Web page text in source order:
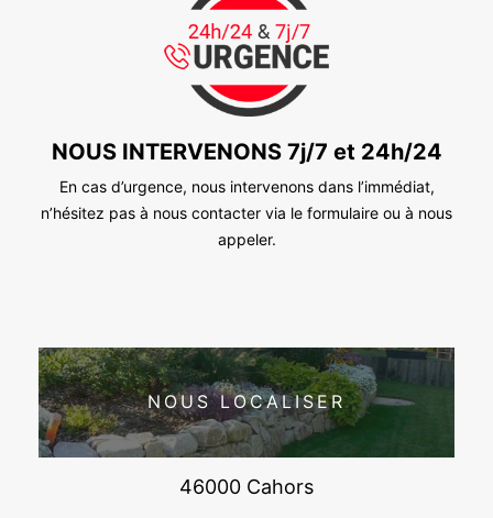
NOUS INTERVENONS 7j/7 et 24h/24
En cas d’urgence, nous intervenons dans l’immédiat,
n’hésitez pas à nous contacter via le formulaire ou à nous
appeler.
NOUS LOCALISER
46000 Cahors